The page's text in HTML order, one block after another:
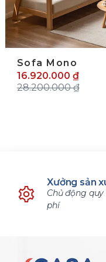
Sofa Mono
16.920.000 ₫
28.200.000 ₫
trước
Xưởng sản
Chủ động
phí